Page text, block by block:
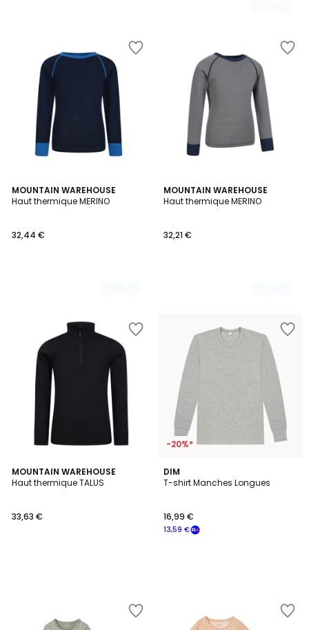
MOUNTAIN WAREHOUSE
Haut thermique MERINO
32,44 €
2
Couleurs
MOUNTAIN WAREHOUSE
Haut thermique MERINO
32,21 €
5
Couleurs
MOUNTAIN WAREHOUSE
Haut thermique TALUS
33,63 €
-20%*
DIM
T-shirt Manches Longues
13,59 €
16,99 €